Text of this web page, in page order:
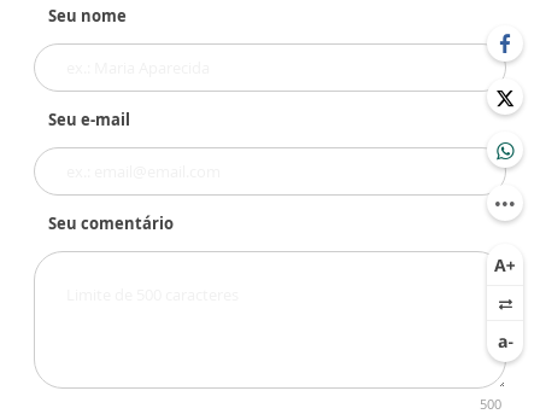
Seu nome
Seu e-mail
Seu comentário
500